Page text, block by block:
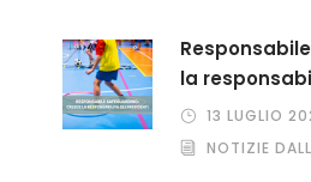
la
13 LUGLIO
NOTIZIE